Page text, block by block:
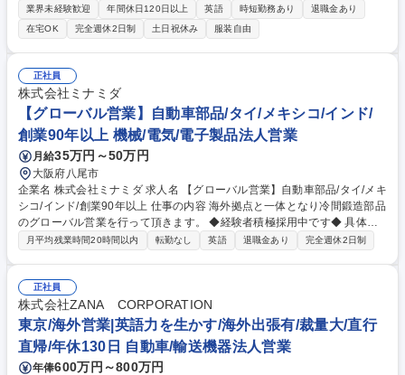
既存顧客対応メインで、競合とのコンペから受注を増やすなど深堀取引が
中心となります。（変更の範囲）：会社の定める業務 お客様の多様なニー
ズにあわせて貨物輸送・保管・通関・ロジスティクスなどの各種提案を行
います。お客様の貨物の動きや海外展開に関する情報等を収集し、会社と
してどんなサービスの提案ができるのかを考え、現地法人や代理店と料金
の交渉を行ったりお客様へサービスと料金の提示を行います【取り扱い貨
物】BtoBが多く、航空は自動車部品・電子部品、海上は雑貨やタグなど一
般消費者向けの商材が中心です。 募集職種 【京都/航空・海上輸出入の営
業】在宅ワーク・フレックス有/阪急阪神グループ
業界未経験歓迎 年間休日120日以上 英語 時短勤務あり
退職金あり
在宅OK
完全週休2日制 土日祝休み 服装自由
正社員
株式会社ミナミダ
【グローバル営業】自動車部品/タイ/メキシコ/インド/
創業90年以上 機械/電気/電子製品法人営業
月給35万円～50万円
大阪府八尾市
企業名 株式会社ミナミダ 求人名 【グローバル営業】自動車部品/タイ/メキ
シコ/インド/創業90年以上 仕事の内容 海外拠点と一体となり冷間鍛造部品
のグローバル営業を行って頂きます。 ◆経験者積極採用中です◆ 具体的
には、日系顧客本社との折衝や (技術担当者と一緒に)新規案件の検討など
ります。 募集職種 【グローバル営業】自動車部品/タイ/メキシコ/インド/
創業90年以上
月平均残業時間20時間以内 転勤なし 英語 退職金あり 完全週休2日制
正社員
株式会社ZANA CORPORATION
東京/海外営業|英語力を生かす/海外出張有/裁量大/直行
直帰/年休130日 自動車/輸送機器法人営業
年俸600万円～800万円